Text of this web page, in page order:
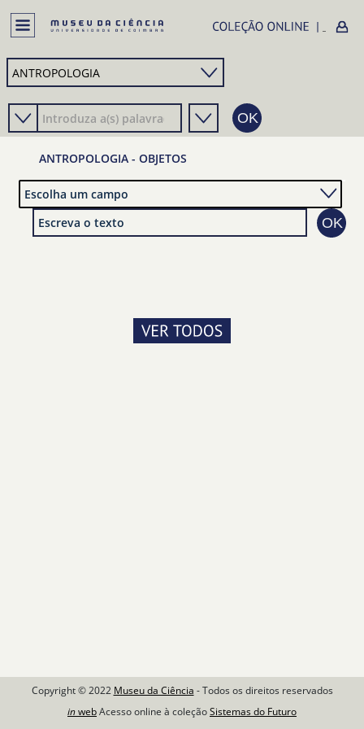
ANTROPOLOGIA - OBJETOS
Copyright © 2022 Museu da Ciência - Todos os direitos reservados
inwebAcesso online à coleçãoSistemas do Futuro